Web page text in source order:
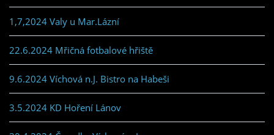
1,7,2024 Valy u Mar.Lázní
22.6.2024 Mřičná fotbalové hřiště
9.6.2024 Víchová n.J. Bistro na Habeši
3.5.2024 KD Hoření Lánov